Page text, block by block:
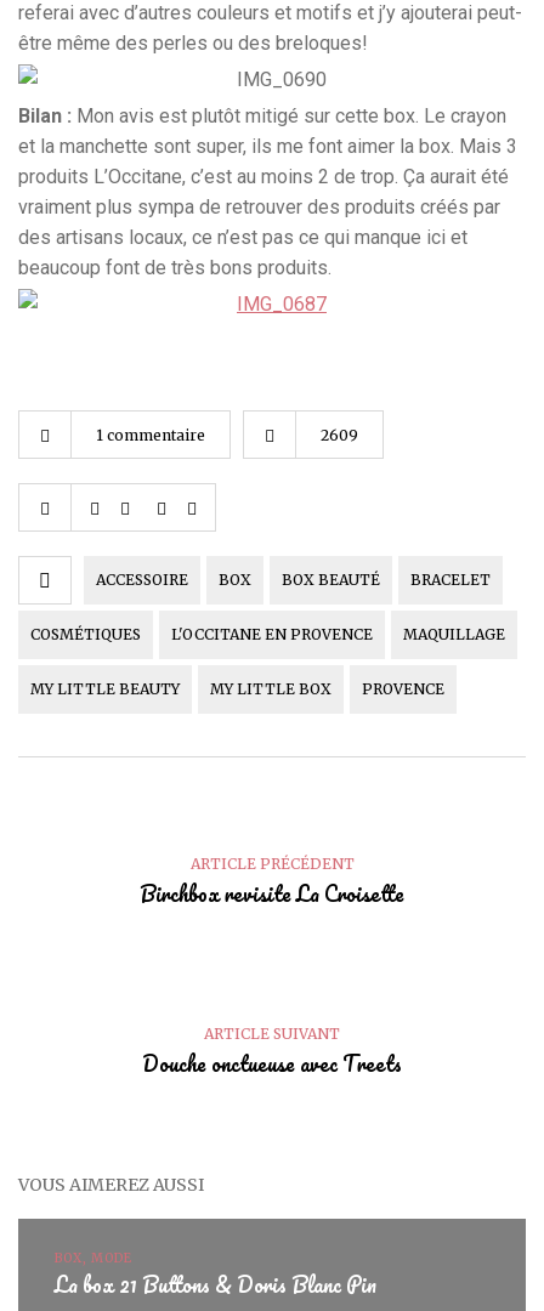
referai avec d’autres couleurs et motifs et j’y ajouterai peut-
être même des perles ou des breloques!
Bilan : Mon avis est plutôt mitigé sur cette box. Le crayon
et la manchette sont super, ils me font aimer la box. Mais 3
produits L’Occitane, c’est au moins 2 de trop. Ça aurait été
vraiment plus sympa de retrouver des produits créés par
des artisans locaux, ce n’est pas ce qui manque ici et
beaucoup font de très bons produits.
1 commentaire 2609
ACCESSOIRE BOX BOX BEAUTÉ BRACELET
COSMÉTIQUES L'OCCITANE EN PROVENCE MAQUILLAGE
MY LITTLE BEAUTY MY LITTLE BOX PROVENCE
ARTICLE PRÉCÉDENT
Birchbox revisite La Croisette
ARTICLE SUIVANT
Douche onctueuse avec Treets
VOUS AIMEREZ AUSSI
BOX, MODE
La box 21 Buttons & Doris Blanc Pin